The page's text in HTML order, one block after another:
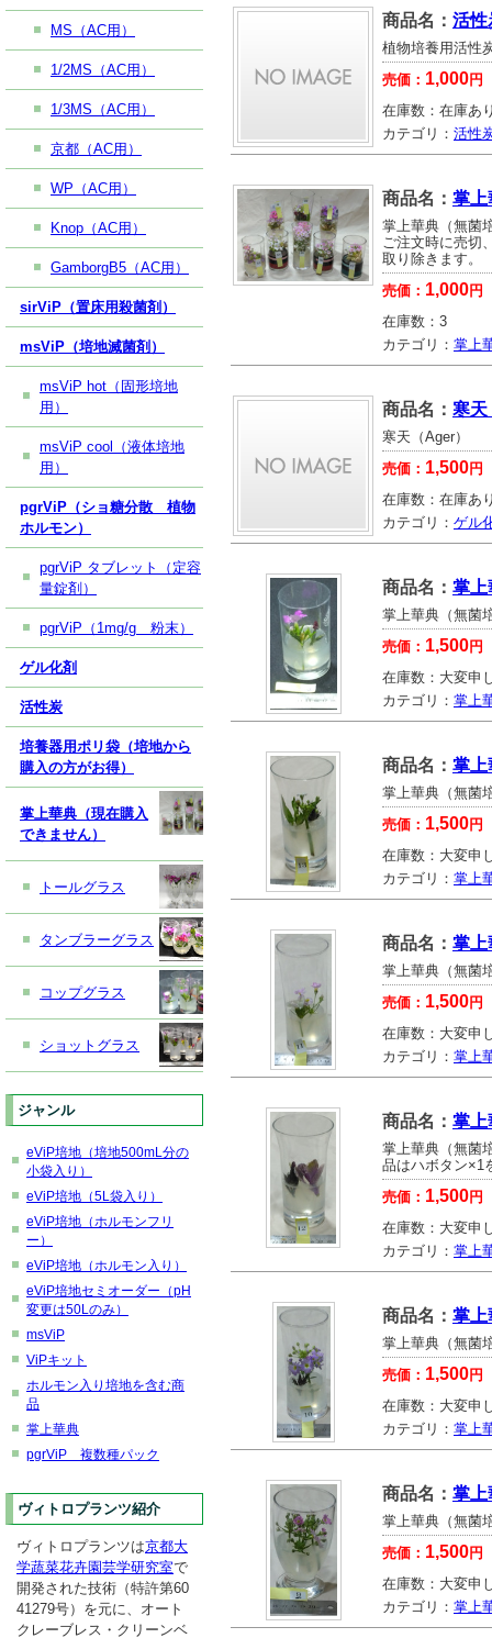
商品名： 活
植物培養用活性
売価： 1,000円
在庫数： 在庫あ
カテゴリ： 活性
商品名： 掌上
掌上華典（無菌
ご注文時に売切
取り除きます。
売価： 1,000円
在庫数： 3
カテゴリ： 掌上
商品名： 寒
寒天（Ager）
売価： 1,500円
在庫数： 在庫あ
カテゴリ： ゲル
商品名： 掌上
掌上華典（無菌
売価： 1,500円
在庫数： 大変申
カテゴリ： 掌上
商品名： 掌上
掌上華典（無菌
売価： 1,500円
在庫数： 大変申
カテゴリ： 掌上
商品名： 掌上
掌上華典（無菌
売価： 1,500円
在庫数： 大変申
カテゴリ： 掌上
商品名： 掌上
掌上華典（無菌
品はハボタン×1
売価： 1,500円
在庫数： 大変申
カテゴリ： 掌上
商品名： 掌上
掌上華典（無菌
売価： 1,500円
在庫数： 大変申
カテゴリ： 掌上
商品名： 掌上
掌上華典（無菌
売価： 1,500円
在庫数： 大変申
カテゴリ： 掌上
MS（AC用）
1/2MS（AC用）
1/3MS（AC用）
京都（AC用）
WP（AC用）
Knop（AC用）
GamborgB5（AC用）
sirViP（置床用殺菌剤）
msViP（培地滅菌剤）
msViP hot（固形培地
用）
msViP cool（液体培地
用）
pgrViP（ショ糖分散 植物
ホルモン）
pgrViP タブレット（定容
量錠剤）
pgrViP（1mg/g 粉末）
ゲル化剤
活性炭
培養器用ポリ袋（培地から
購入の方がお得）
掌上華典（現在購入
できません）
トールグラス
タンブラーグラス
コップグラス
ショットグラス
ジャンル
eViP培地（培地500mL分の
小袋入り）
eViP培地（5L袋入り）
eViP培地（ホルモンフリ
ー）
eViP培地（ホルモン入り）
eViP培地セミオーダー（pH
変更は50Lのみ）
msViP
ViPキット
ホルモン入り培地を含む商
品
掌上華典
pgrViP 複数種パック
ヴィトロプランツ紹介
ヴィトロプランツは京都大
学蔬菜花卉園芸学研究室で
開発された技術（特許第60
41279号）を元に、オート
クレーブレス・クリーンベ